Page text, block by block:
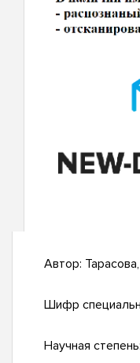
Автор:
Шифр
Научная степень: